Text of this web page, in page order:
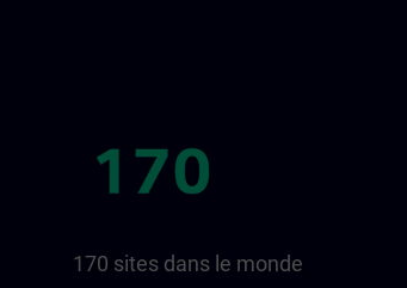
170 sites dans le monde